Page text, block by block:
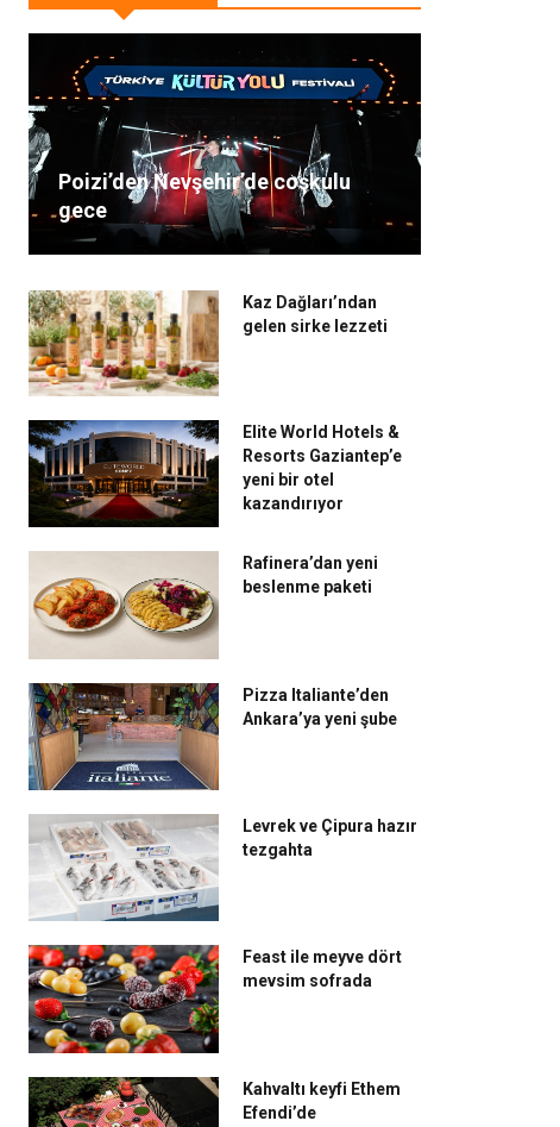
Poizi’den Nevşehir’de coşkulu
gece
Kaz Dağları’ndan
gelen sirke lezzeti
Elite World Hotels &
Resorts Gaziantep’e
yeni bir otel
kazandırıyor
Rafinera’dan yeni
beslenme paketi
Pizza Italiante’den
Ankara’ya yeni şube
Levrek ve Çipura hazır
tezgahta
Feast ile meyve dört
mevsim sofrada
Kahvaltı keyfi Ethem
Efendi’de